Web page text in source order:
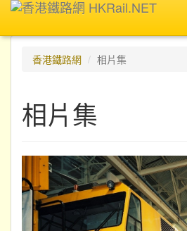
香港鐵路網
相片集
相片集